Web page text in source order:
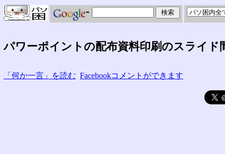
パワーポイントの配布資料印刷のスライド
「何か一言」を読む Facebookコメントができます